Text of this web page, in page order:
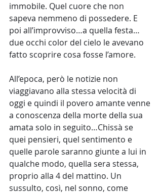
immobile. Quel cuore che non
sapeva nemmeno di possedere. E
poi all’improvviso…a quella festa…
due occhi color del cielo le avevano
fatto scoprire cosa fosse l’amore.
All’epoca, però le notizie non
viaggiavano alla stessa velocità di
oggi e quindi il povero amante venne
a conoscenza della morte della sua
amata solo in seguito…Chissà se
quei pensieri, quel sentimento e
quelle parole saranno giunte a lui in
qualche modo, quella sera stessa,
proprio alla 4 del mattino. Un
sussulto, così, nel sonno, come